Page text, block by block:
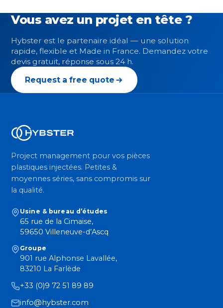
Vous avez un projet en tête ?
Hybster est le partenaire idéal — une solution
rapide, flexible et Made in France. Demandez votre
devis gratuit, réponse sous 24 h.
Request a free quote
Project management pour vos pièces
plastiques injectées. Petites &
moyennes séries, sans compromis sur
la qualité.
Usine & bureau d’études
65 rue de la Cimaise,
59650 Villeneuve-d’Ascq
Groupe
901 rue Alphonse Lavallée,
83210 La Farlède
+33 (0)9 72 51 89 89
info@hybster.com